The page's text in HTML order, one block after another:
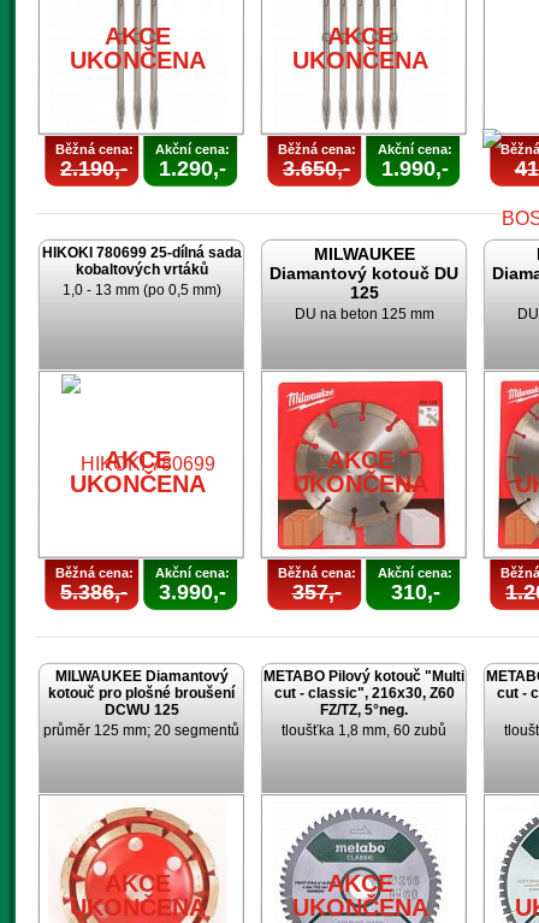
AKCE
UKONČENA
Běžná cena:
2.190,-
Akční cena:
1.290,-
AKCE
UKONČENA
Běžná cena:
3.650,-
Akční cena:
1.990,-
HIKOKI 780699 25-dílná sada
kobaltových vrtáků
1,0 - 13 mm (po 0,5 mm)
AKCE
UKONČENA
Běžná cena:
5.386,-
Akční cena:
3.990,-
MILWAUKEE
Diamantový kotouč DU
125
DU na beton 125 mm
AKCE
UKONČENA
Běžná cena:
357,-
Akční cena:
310,-
MILWAUKEE Diamantový
kotouč pro plošné broušení
DCWU 125
průměr 125 mm; 20 segmentů
AKCE
UKONČENA
METABO Pilový kotouč "Multi
cut - classic", 216x30, Z60
FZ/TZ, 5°neg.
tloušťka 1,8 mm, 60 zubů
AKCE
UKONČENA
cut -